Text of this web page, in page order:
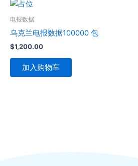
电报数据
乌克兰电报数据100000 包
$1,200.00
加入购物车